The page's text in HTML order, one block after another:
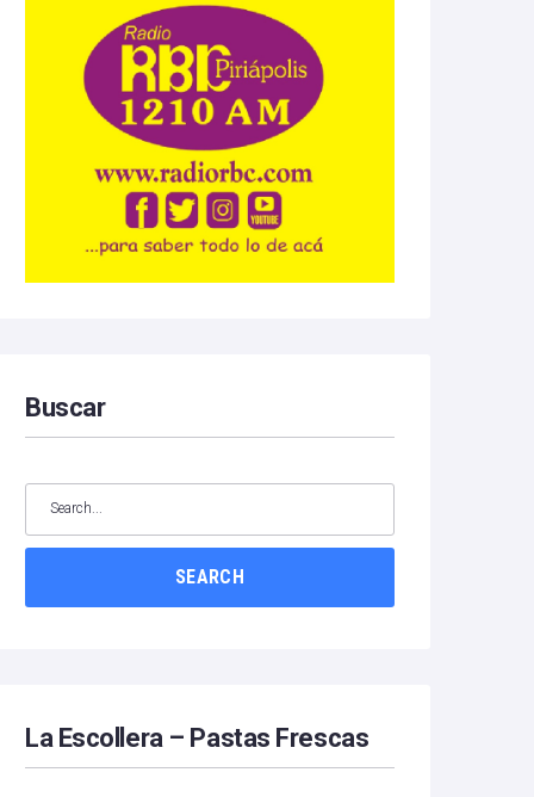
Buscar
SEARCH
La Escollera – Pastas Frescas